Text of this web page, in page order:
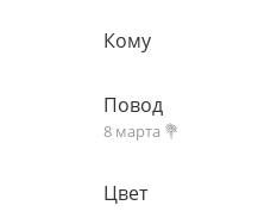
Кому
Повод
8 марта 💐
Цвет